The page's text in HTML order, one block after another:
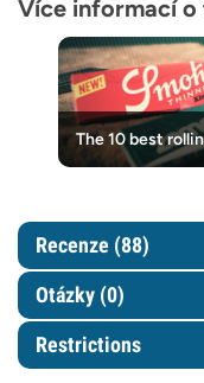
Více informací
The 10 best
Recenze (88)
Otázky (0)
Restrictions